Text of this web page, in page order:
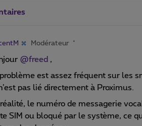
Modérateur
@freed ,
problème est assez fréquent sur les
pas lié directement à Proximus.
réalité, le numéro de messagerie
SIM ou bloqué par le système, ce